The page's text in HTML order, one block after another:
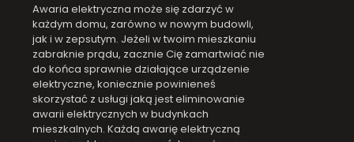
Awaria elektryczna może się zdarzyć w
każdym domu, zarówno w nowym budowli,
jak i w zepsutym. Jeżeli w twoim mieszkaniu
zabraknie prądu, zacznie Cię zamartwiać nie
do końca sprawnie działające urządzenie
elektryczne, koniecznie powinieneś
skorzystać z usługi jaką jest eliminowanie
awarii elektrycznych w budynkach
mieszkalnych. Każdą awarię elektryczną